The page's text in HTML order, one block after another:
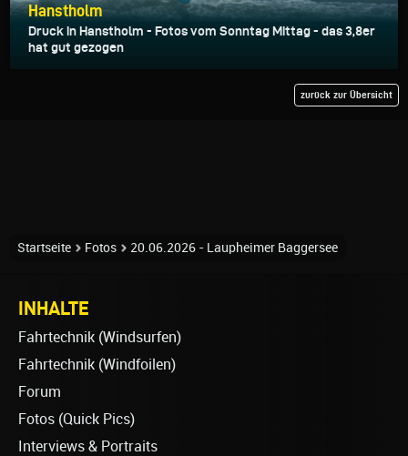
Hanstholm
Druck in Hanstholm - Fotos vom Sonntag Mittag - das 3,8er
hat gut gezogen
zurück zur Übersicht
Startseite Fotos 20.06.2026 - Laupheimer Baggersee
INHALTE
Fahrtechnik (Windsurfen)
Fahrtechnik (Windfoilen)
Forum
Fotos (Quick Pics)
Interviews & Portraits